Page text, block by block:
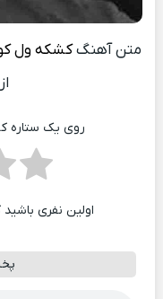
متن آهنگکشکه ول
از
روی یک ستاره
اولین نفری